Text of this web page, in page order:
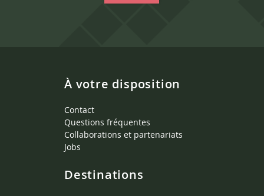
À votre disposition
Contact
Questions fréquentes
Collaborations et partenariats
Jobs
Destinations